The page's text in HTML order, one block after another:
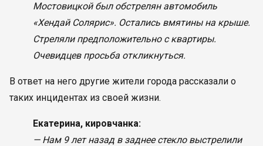
Мостовицкой был обстрелян автомобиль
«Хендай Солярис». Остались вмятины на крыше.
Стреляли предположительно с квартиры.
Очевидцев просьба откликнуться.
В ответ на него другие жители города рассказали о
таких инцидентах из своей жизни.
Екатерина, кировчанка:
— Нам 9 лет назад в заднее стекло выстрелили